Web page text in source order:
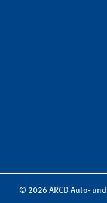
© 2026 ARCD Auto-